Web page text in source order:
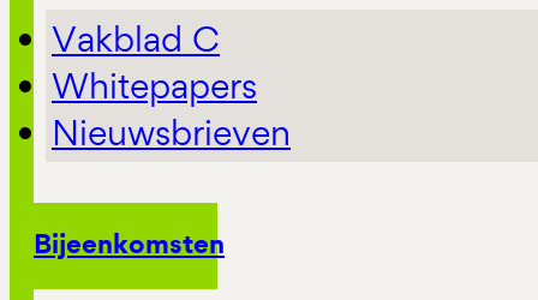
Vakblad C
Whitepapers
Nieuwsbrieven
Bijeenkomsten